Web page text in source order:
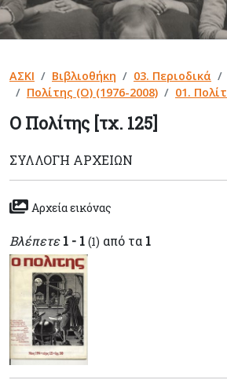
ΑΣΚΙ Βιβλιοθήκη 03. Περιοδικά
Πολίτης (Ο) (1976-2008)
01.
Ο Πολίτης [τχ. 125]
ΣΥΛΛΟΓΉ ΑΡΧΕΊΩΝ
Αρχεία εικόνας
Βλέπετε 1 - 1 (1) από τα 1